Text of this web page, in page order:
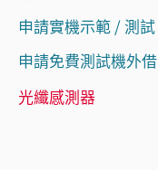
申請實機示範 / 測試
申請免費測試機外借
光纖感測器